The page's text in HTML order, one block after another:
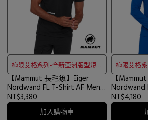
極限艾格系列-全新亞洲版型短袖
排汗衣
【Mammut 長毛象】Eiger
Nordwand FL T-Shirt AF Men
極限艾格短袖排汗衣 黑色 男款
#1017-07420
NT$3,380
加入購物車
極限艾格
【
Nordwand
Men 極限
藍 男款
NT$4,180